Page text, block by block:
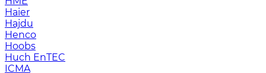
Haier
Hajdu
Henco
Hoobs
Huch EnTEC
ICMA